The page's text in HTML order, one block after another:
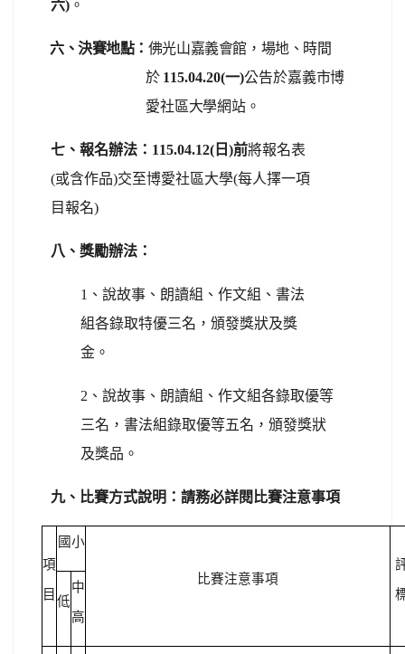
六) 。
六、決賽地點： 佛光山嘉義會館，場地、時間
於 115.04.20(一)公告於嘉義市博
愛社區大學網站。
七、報名辦法：115.04.12(日)前將報名表
(或含作品)交至博愛社區大學(每人擇一項
目報名)
八、獎勵辦法：
1、說故事、朗讀組、作文組、書法
組各錄取特優三名，頒發獎狀及獎
金。
2、說故事、朗讀組、作文組各錄取優等
三名，書法組錄取優等五名，頒發獎狀
及獎品。
九、比賽方式說明：請務必詳閱比賽注意事項
項
目
國小
比賽注意事項
低
中
高